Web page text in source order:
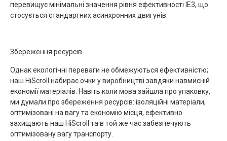
перевищує мінімальні значення рівня ефективності IE3, що
стосується стандартних асинхронних двигунів.
Збереження ресурсів
Однак екологічні переваги не обмежуються ефективністю;
наш HiScroll набирає очки у виробництві завдяки навмисній
економії матеріалів. Навіть коли мова зайшла про упаковку,
ми думали про збереження ресурсів: ізоляційні матеріали,
оптимізовані на вагу та економію місця, ефективно
захищають наш HiScroll та в той же час забезпечують
оптимізовану вагу транспорту.